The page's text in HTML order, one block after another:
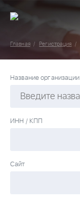
Главная Регистрация
Название организации
ИНН / КПП
Сайт